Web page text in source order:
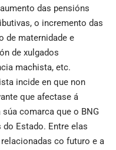
das pensións
o incremento das
de maternidade e
de xulgados
machista, etc.
incide en que non
que afectase á
comarca que o BNG
Estado. Entre elas
co futuro e a